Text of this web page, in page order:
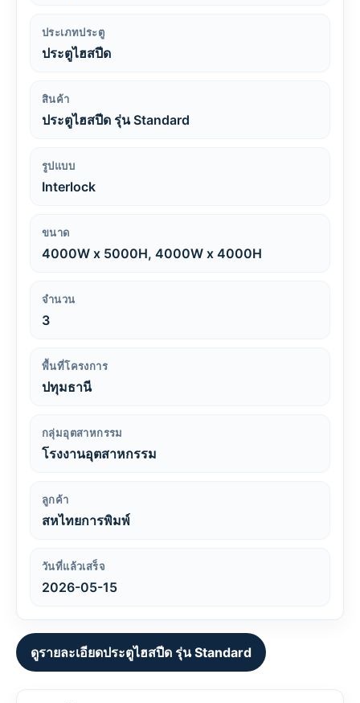
ประเภทประตู
ประตูไฮสปีด
สินค้า
ประตูไฮสปีด รุ่น Standard
รูปแบบ
Interlock
ขนาด
4000W x 5000H, 4000W x 4000H
จำนวน
3
พื้นที่โครงการ
ปทุมธานี
กลุ่มอุตสาหกรรม
โรงงานอุตสาหกรรม
ลูกค้า
สหไทยการพิมพ์
วันที่แล้วเสร็จ
2026-05-15
ดูรายละเอียดประตูไฮสปีด รุ่น Standard